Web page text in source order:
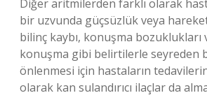
Diğer aritmilerden farklı olarak
bir uzvunda güçsüzlük veya
bilinç kaybı, konuşma bozuklukları
konuşma gibi belirtilerle seyreden
önlenmesi için hastaların
olarak kan sulandırıcı ilaçlar da